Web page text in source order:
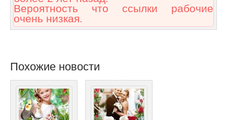
Вероятность что ссылки рабочие
очень низкая.
Похожие новости